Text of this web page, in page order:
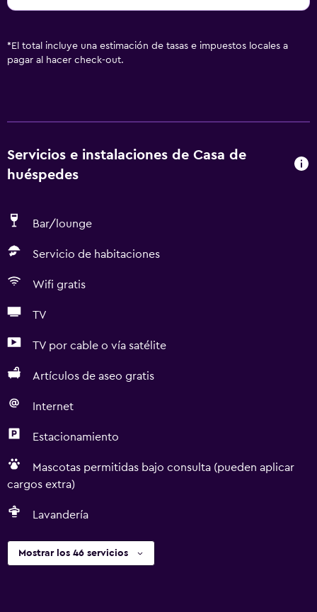
* El total incluye una estimación de tasas e impuestos locales a
pagar al hacer check-out.
Servicios e instalaciones de Casa de
huéspedes
Bar/lounge
Servicio de habitaciones
Wifi gratis
TV
TV por cable o vía satélite
Artículos de aseo gratis
Internet
Estacionamiento
Mascotas permitidas bajo consulta (pueden aplicar
cargos extra)
Lavandería
Mostrar los 46 servicios